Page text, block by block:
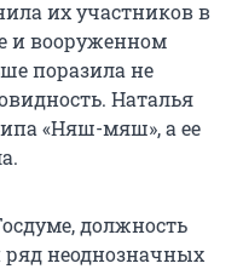
их участников в
и вооруженном
поразила не
Наталья
«Няш-мяш», а ее
должность
ряд неоднозначных